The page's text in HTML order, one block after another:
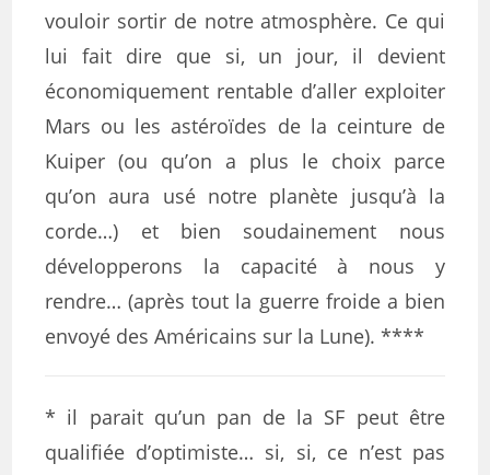
vouloir sortir de notre atmosphère. Ce qui
lui fait dire que si, un jour, il devient
économiquement rentable d’aller exploiter
Mars ou les astéroïdes de la ceinture de
Kuiper (ou qu’on a plus le choix parce
qu’on aura usé notre planète jusqu’à la
corde…) et bien soudainement nous
développerons la capacité à nous y
rendre… (après tout la guerre froide a bien
envoyé des Américains sur la Lune). ****
* il parait qu’un pan de la SF peut être
qualifiée d’optimiste… si, si, ce n’est pas